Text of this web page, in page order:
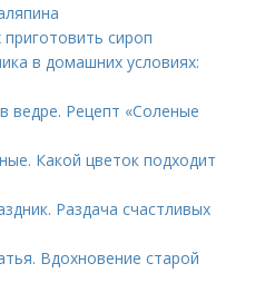
сироп
в домашних условиях:
ведре. Рецепт «Соленые
Какой цветок подходит
Раздача счастливых
Вдохновение старой